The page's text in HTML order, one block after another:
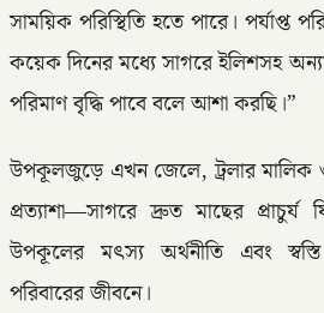
সাময়িক পরিস্থিতি হতে পারে। পর্যাপ্ত
কয়েক দিনের মধ্যে সাগরে ইলিশসহ
পরিমাণ বৃদ্ধি পাবে বলে আশা করছি।”
উপকূলজুড়ে এখন জেলে, ট্রলার মালিক
প্রত্যাশা—সাগরে দ্রুত মাছের
উপকূলের মৎস্য অর্থনীতি এবং
পরিবারের জীবনে।